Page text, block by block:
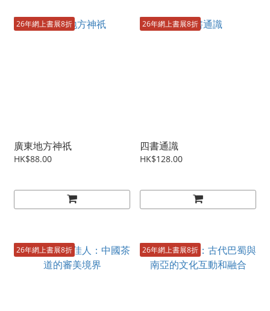
26年網上書展8折
廣東地方神祇
HK$88.00
26年網上書展8折
四書通識
HK$128.00
26年網上書展8折 26年網上書展8折